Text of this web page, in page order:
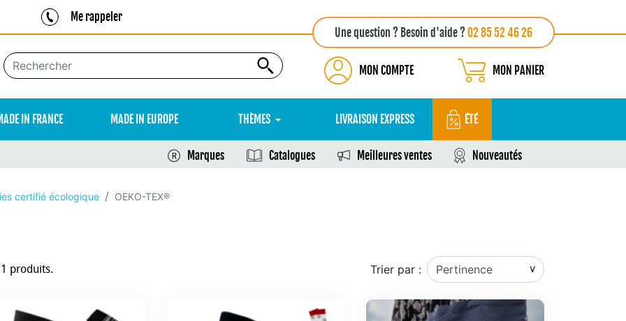
Me rappeler
Une question ? Besoin d'aide ?02 85 52 46 26
MON COMPTE MON PANIER
IN FRANCE MADE IN EUROPE THÈMES LIVRAISON EXPRESS ÉTÉ
Marques Catalogues Meilleures ventes Nouveautés
certifié écologique OEKO-TEX®
produits. Trier par :